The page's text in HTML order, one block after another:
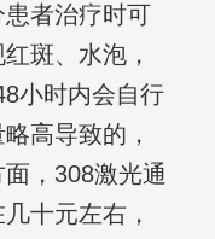
者治疗时可
斑、水泡，
小时内会自行
高导致的，
，308激光通
十元左右，